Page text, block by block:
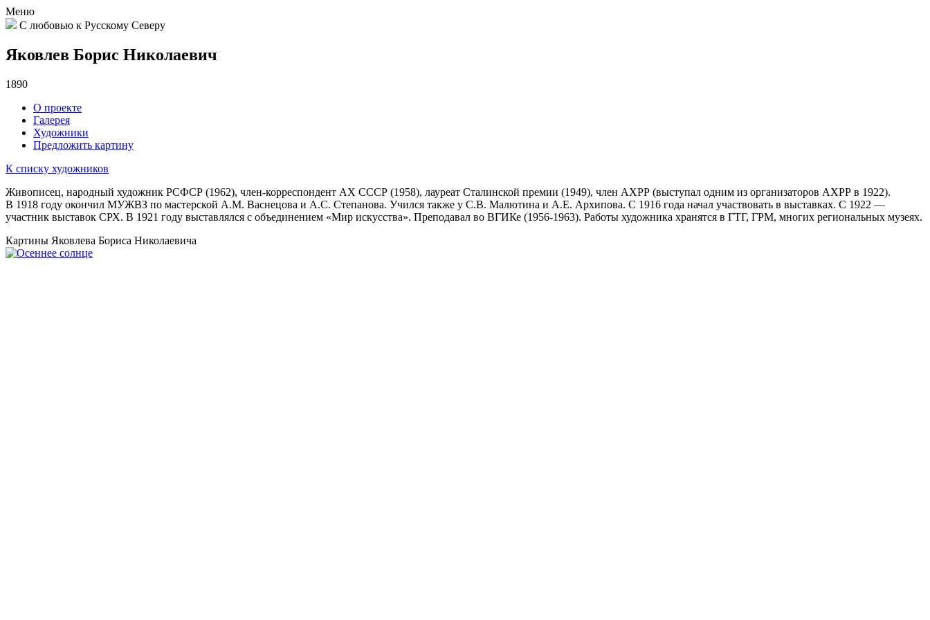
Меню
С любовью к Русскому Северу
Яковлев Борис Николаевич
1890
О проекте
Галерея
Художники
Предложить картину
К списку художников
Живописец, народный художник РСФСР (1962), член-корреспондент АХ СССР (1958), лауреат Сталинской премии (1949), член АХРР (выступал одним из организаторов АХРР в 1922).
В 1918 году окончил МУЖВЗ по мастерской А.М. Васнецова и А.С. Степанова. Учился также у С.В. Малютина и А.Е. Архипова. С 1916 года начал участвовать в выставках. С 1922 —
участник выставок СРХ. В 1921 году выставлялся с объединением «Мир искусства». Преподавал во ВГИКе (1956-1963). Работы художника хранятся в ГТГ, ГРМ, многих региональных музеях.
Картины Яковлева Бориса Николаевича